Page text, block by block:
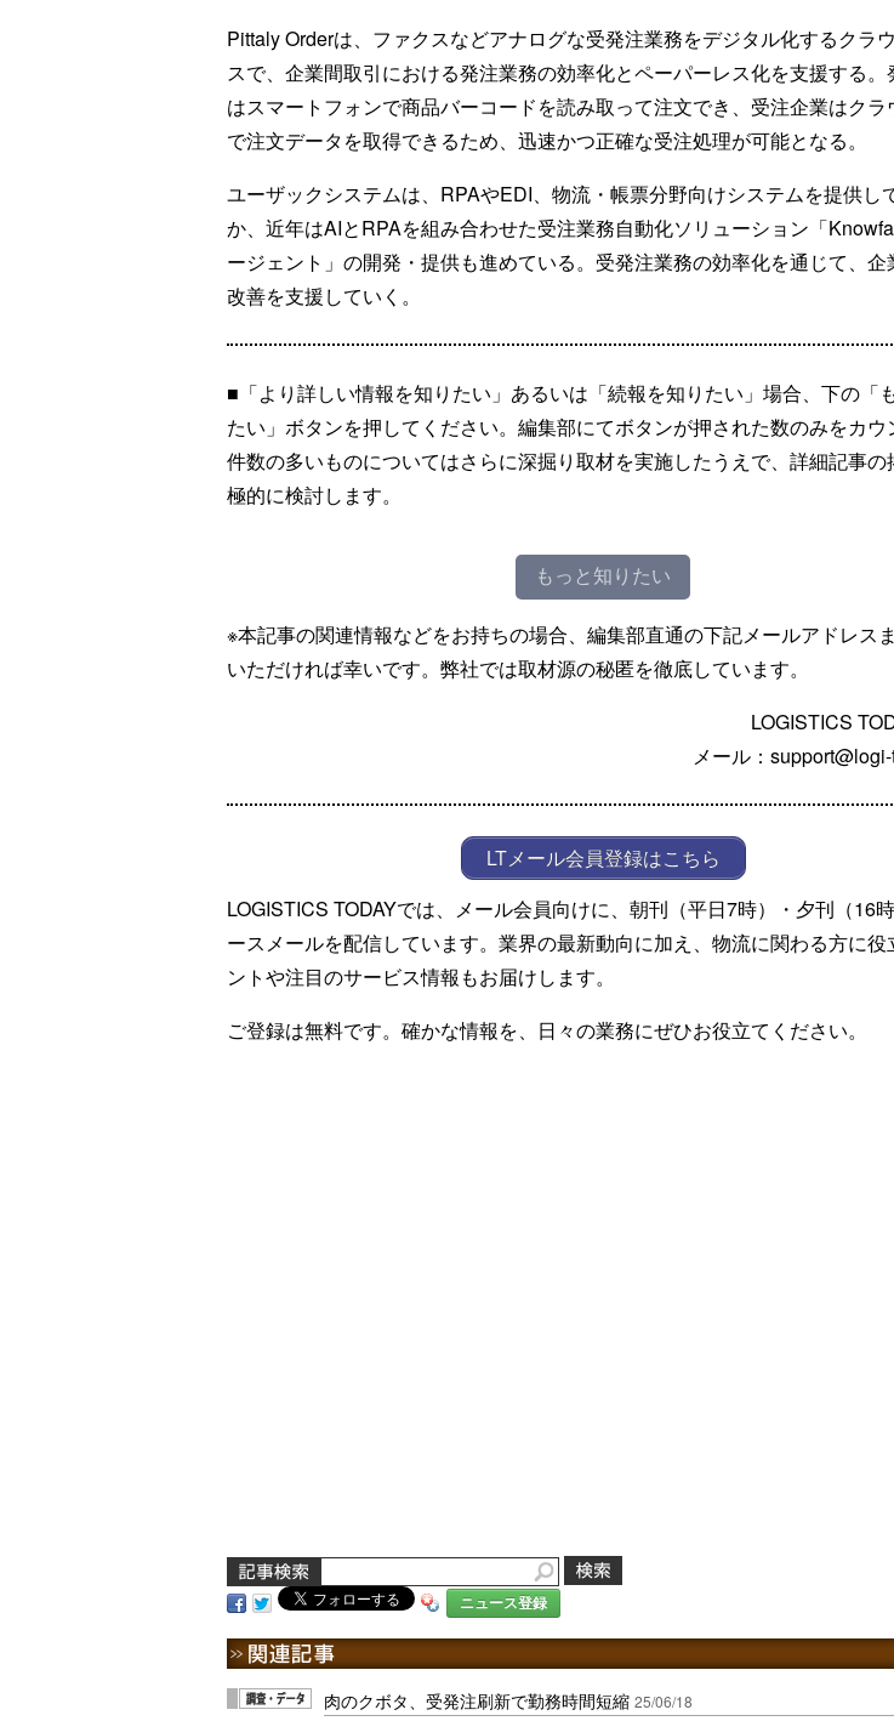
Pittaly Orderは、ファクスなどアナログな受発注業務をデジタル化するクラ
スで、企業間取引における発注業務の効率化とペーパーレス化を支援する。
はスマートフォンで商品バーコードを読み取って注文でき、受注企業はクラ
で注文データを取得できるため、迅速かつ正確な受注処理が可能となる。
ユーザックシステムは、RPAやEDI、物流・帳票分野向けシステムを提供し
か、近年はAIとRPAを組み合わせた受注業務自動化ソリューション「
ージェント」の開発・提供も進めている。受発注業務の効率化を通じて、企
改善を支援していく。
■「より詳しい情報を知りたい」あるいは「続報を知りたい」場合、下の「
たい」ボタンを押してください。編集部にてボタンが押された数のみをカウ
件数の多いものについてはさらに深掘り取材を実施したうえで、詳細記事の
極的に検討します。
もっと知りたい
※本記事の関連情報などをお持ちの場合、編集部直通の下記メールアドレス
いただければ幸いです。弊社では取材源の秘匿を徹底しています。
LOGISTICS
メール：
LTメール会員登録はこちら
LOGISTICS TODAYでは、メール会員向けに、朝刊（平日7時）・夕刊（16
ースメールを配信しています。業界の最新動向に加え、物流に関わる方に役
ントや注目のサービス情報もお届けします。
ご登録は無料です。確かな情報を、日々の業務にぜひお役立てください。
ニュース登録
肉のクボタ、受発注刷新で勤務時間短縮 25/06/18